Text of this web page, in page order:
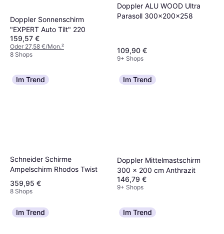
Doppler Sonnenschirm
"EXPERT Auto Tilt" 220
159,57 €
Oder 27,58 €/Mon.²
8 Shops
Doppler ALU WOOD Ultra
Parasoll 300x200x258
109,90 €
9+ Shops
Im Trend
Schneider Schirme
Ampelschirm Rhodos Twist
359,95 €
8 Shops
Im Trend
Doppler Mittelmastschirm
300 x 200 cm Anthrazit
146,79 €
9+ Shops
Im Trend Im Trend